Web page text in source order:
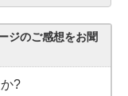
ジのご感想をお聞
?